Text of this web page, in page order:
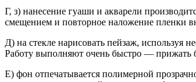
Г, з) нанесение гуаши и акварели
смещением и повторное наложение пленки
Д) на стекле нарисовать пейзаж, используя
Работу выполняют очень быстро — прижать
Е) фон отпечатывается полимерной